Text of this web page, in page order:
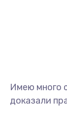
Имею много
доказали